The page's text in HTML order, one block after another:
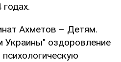
Ахметов – Детям.
оздоровление